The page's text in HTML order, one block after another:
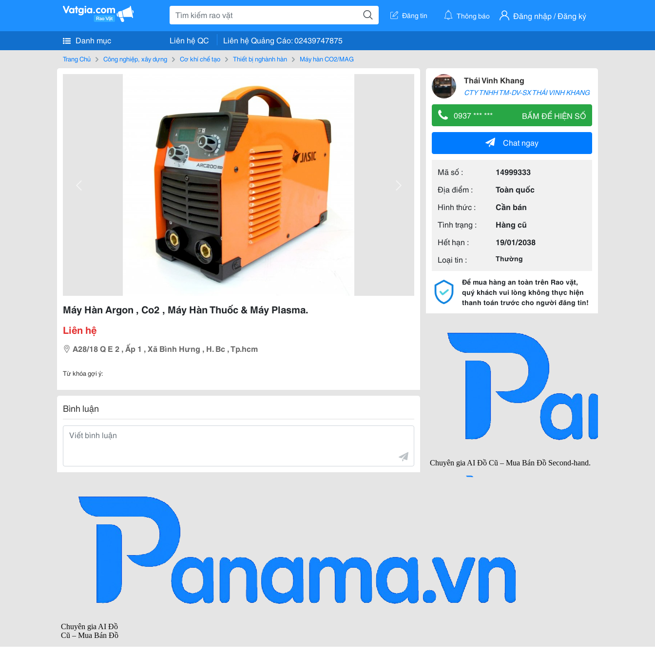
Đăng tin Thông báo Đăng nhập / Đăng ký
Danh mục Liên hệ QC Liên hệ Quảng Cáo: 02439747875
Trang Chủ Công nghiệp, xây dựng Cơ khí chế tạo Thiết bị nghành hàn Máy hàn CO2/MAG
Máy Hàn Argon , Co2 , Máy Hàn Thuốc & Máy Plasma.
Liên hệ
A28/18 Q E 2 , Ấp 1 , Xã Bình Hưng , H. Bc , Tp.hcm
Từ khóa gợi ý:
Bình luận
Thái Vinh Khang
CTY TNHH TM-DV-SX THÁI VINH KHANG
0937 *** *** BẤM ĐỂ HIỆN SỐ
Chat ngay
Mã số :
14999333
Địa điểm :
Toàn quốc
Hình thức :
Cần bán
Tình trạng :
Hàng cũ
Hết hạn :
19/01/2038
Loại tin :
Thường
Để mua hàng an toàn trên Rao vặt,
quý khách vui lòng không thực hiện
thanh toán trước cho người đăng tin!